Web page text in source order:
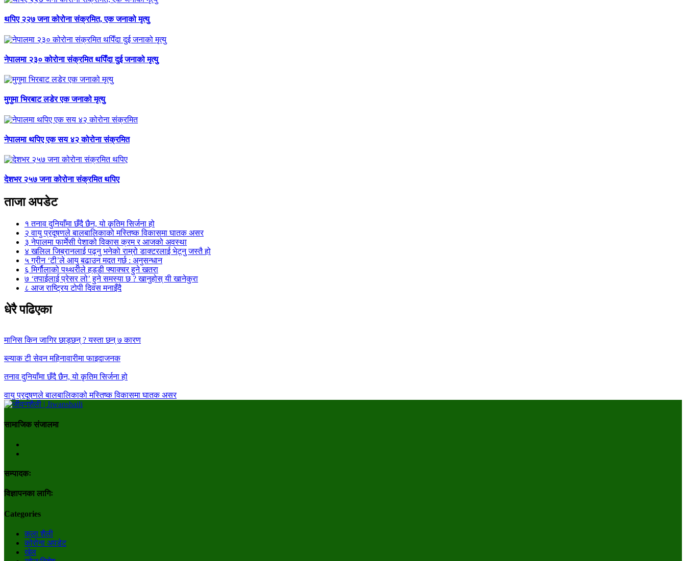
थपिए २२७ जना कोरोना संक्रमित, एक जनाको मृत्यु
नेपालमा २३० कोरोना संक्रमित थपिँदा दुई जनाको मृत्यु
मुगुमा भिरबाट लडेर एक जनाको मृत्यु
नेपालमा थपिए एक सय ४२ कोरोना संक्रमित
देशभर २५७ जना कोरोना संक्रमित थपिए
ताजा अपडेट
१ तनाव दुनियाँमा छँदै छैन, यो कृतिम सिर्जना हो
२ वायु प्रदूषणले बालबालिकाको मस्तिष्क विकासमा घातक असर
३ नेपालमा फार्मेसी पेशाको विकास क्रम र आजको अवस्था
४ खलिल जिब्रानलाई पढ्नु भनेको राम्रो डाक्टरलाई भेट्नु जस्तै हो
५ग्रीन ‘टी’ले आयु बढाउन मदत गर्छ : अनुसन्धान
६ मिर्गौलाको पथ्थरीले हड्डी फ्याक्चर हुने खतरा
७ ‘तपाईलाई प्रेसर लो’ हुने समस्या छ ? खानुहोस् यी खानेकुरा
८ आज राष्ट्रिय टोपी दिवस मनाइँदै
धेरै पढिएका
मानिस किन जागिर छाड्छन् ? यस्ता छन् ७ कारण
ब्ल्याक टी सेवन महिनावारीमा फाइदाजनक
तनाव दुनियाँमा छँदै छैन, यो कृतिम सिर्जना हो
वायु प्रदूषणले बालबालिकाको मस्तिष्क विकासमा घातक असर
सामाजिक संजालमा
सम्पादकः
विज्ञापनका लागिः
Categories
कला शैली
कोरोना अपडेट
खेल